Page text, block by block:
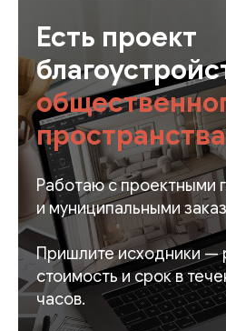
Есть проект
Работаю с проектными
и муниципальными
Пришлите исходники —
стоимость и срок в
часов.